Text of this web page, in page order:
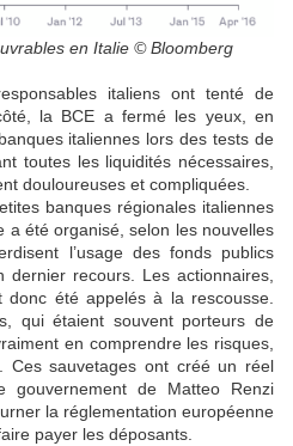
en Italie © Bloomberg
italiens ont tenté de
la BCE a fermé les yeux, en
italiennes lors des tests de
toutes les liquidités nécessaires,
douloureuses et compliquées.
banques régionales italiennes
a été organisé, selon les nouvelles
l’usage des fonds publics
recours. Les actionnaires,
donc été appelés à la rescousse.
qui étaient souvent porteurs de
en comprendre les risques,
Ces sauvetages ont créé un réel
gouvernement de Matteo Renzi
la réglementation européenne
payer les déposants.